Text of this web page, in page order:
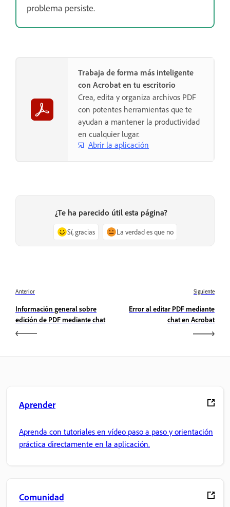
problema persiste.
Trabaja de forma más inteligente
con Acrobat en tu escritorio
Crea, edita y organiza archivos PDF
con potentes herramientas que te
ayudan a mantener la productividad
en cualquier lugar.
Abrir la aplicación
¿Te ha parecido útil esta página?
Sí, gracias La verdad es que no
Anterior
Información general sobre
edición de PDF mediante chat
Siguiente
Error al editar PDF mediante
chat en Acrobat
Aprender
Aprenda con tutoriales en vídeo paso a paso y orientación
práctica directamente en la aplicación.
Comunidad